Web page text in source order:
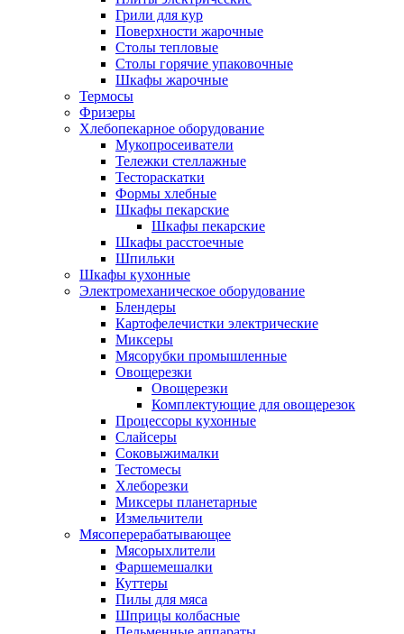
Грили для кур
Поверхности жарочные
Столы тепловые
Столы горячие упаковочные
Шкафы жарочные
Термосы
Фризеры
Хлебопекарное оборудование
Мукопросеиватели
Тележки стеллажные
Тестораскатки
Формы хлебные
Шкафы пекарские
Шкафы пекарские
Шкафы расстоечные
Шпильки
Шкафы кухонные
Электромеханическое оборудование
Блендеры
Картофелечистки электрические
Миксеры
Мясорубки промышленные
Овощерезки
Овощерезки
Комплектующие для овощерезок
Процессоры кухонные
Слайсеры
Соковыжималки
Тестомесы
Хлеборезки
Миксеры планетарные
Измельчители
Мясоперерабатывающее
Мясорыхлители
Фаршемешалки
Куттеры
Пилы для мяса
Шприцы колбасные